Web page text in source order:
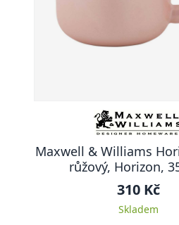
Maxwell & Williams
růžový, Horizon,
310 Kč
Skladem